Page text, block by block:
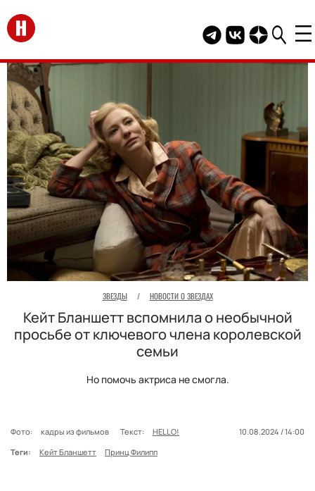
Перейти на главную
Telegram канал
Группа HELLO
Канал
ЗВЕЗДЫ / НОВОСТИ О ЗВЕЗДАХ
Кейт Бланшетт вспомнила о необычной
просьбе от ключевого члена королевской
семьи
Но помочь актриса не смогла.
Фото: кадры из фильмов Текст: HELLO!
10.08.2024 / 14:00
Теги:
Кейт Бланшетт Принц Филипп